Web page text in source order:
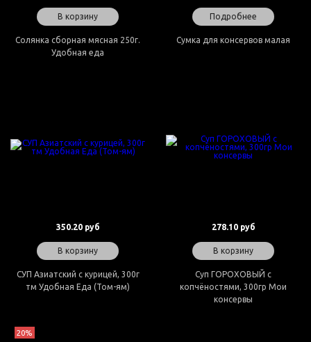
В корзину
Солянка сборная мясная 250г.
Удобная еда
Подробнее
Сумка для консервов малая
350.20 руб
В корзину
СУП Азиатский с курицей, 300г
тм Удобная Еда (Том-ям)
278.10 руб
В корзину
Суп ГОРОХОВЫЙ с
копчёностями, 300гр Мои
консервы
20%